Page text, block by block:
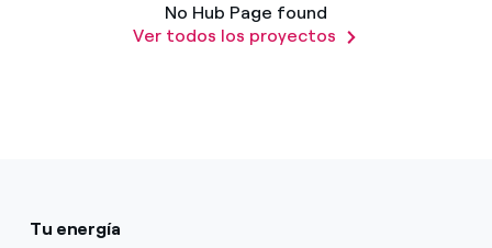
No Hub Page found
Ver todos los proyectos
Tu energía